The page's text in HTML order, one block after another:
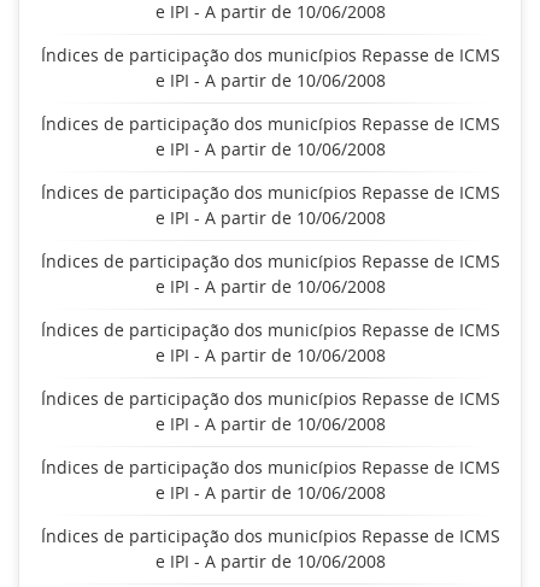
e IPI - A partir de 10/06/2008
Índices de participação dos municípios Repasse de ICMS
e IPI - A partir de 10/06/2008
Índices de participação dos municípios Repasse de ICMS
e IPI - A partir de 10/06/2008
Índices de participação dos municípios Repasse de ICMS
e IPI - A partir de 10/06/2008
Índices de participação dos municípios Repasse de ICMS
e IPI - A partir de 10/06/2008
Índices de participação dos municípios Repasse de ICMS
e IPI - A partir de 10/06/2008
Índices de participação dos municípios Repasse de ICMS
e IPI - A partir de 10/06/2008
Índices de participação dos municípios Repasse de ICMS
e IPI - A partir de 10/06/2008
Índices de participação dos municípios Repasse de ICMS
e IPI - A partir de 10/06/2008